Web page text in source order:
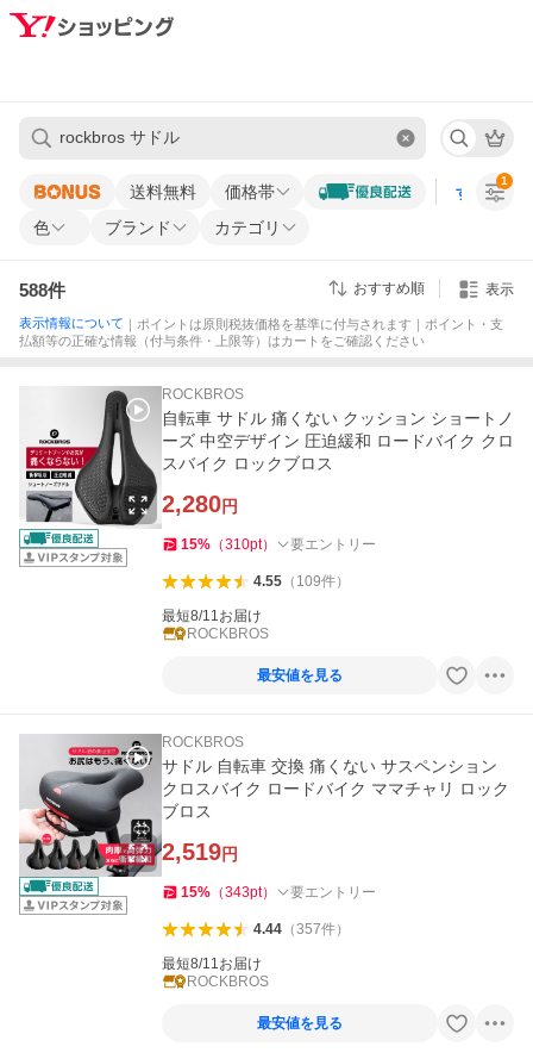
送料無料 価格帯 すべての条
色 ブランド カテゴリ
1
588件 おすすめ順 表示
表示情報について ｜ポイントは原則税抜価格を基準に付与されます｜ポイント・支
払額等の正確な情報（付与条件・上限等）はカートをご確認ください
ROCKBROS
自転車 サドル 痛くない クッション ショートノ
ーズ 中空デザイン 圧迫緩和 ロードバイク クロ
スバイク ロックブロス
2,280円
15% （310pt） 要エントリー
4.55（ 109件）
最短8/11お届け
ROCKBROS
最安値を見る
ROCKBROS
サドル 自転車 交換 痛くない サスペンション
クロスバイク ロードバイク ママチャリ ロック
ブロス
2,519円
15% （343pt） 要エントリー
4.44（357件）
最短8/11お届け
ROCKBROS
最安値を見る